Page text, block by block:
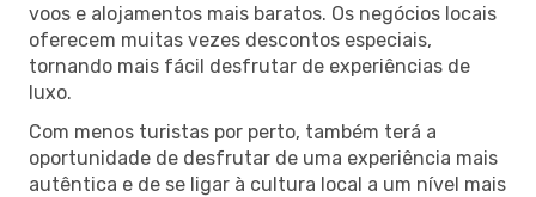
voos e alojamentos mais baratos. Os negócios locais
oferecem muitas vezes descontos especiais,
tornando mais fácil desfrutar de experiências de
luxo.
Com menos turistas por perto, também terá a
oportunidade de desfrutar de uma experiência mais
autêntica e de se ligar à cultura local a um nível mais